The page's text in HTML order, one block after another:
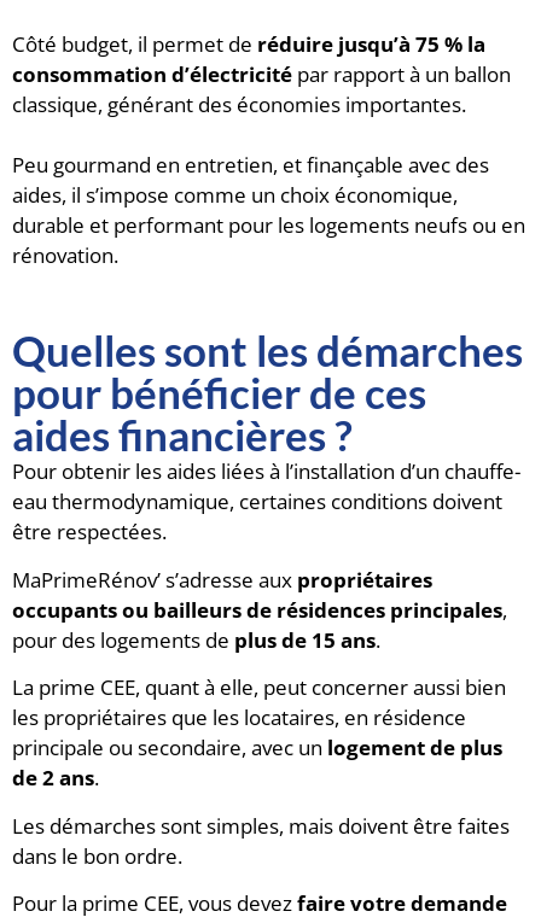
Côté budget, il permet de réduire jusqu’à 75 % la
consommation d’électricité par rapport à un ballon
classique, générant des économies importantes.
Peu gourmand en entretien, et finançable avec des
aides, il s’impose comme un choix économique,
durable et performant pour les logements neufs ou en
rénovation.
Quelles sont les démarches
pour bénéficier de ces
aides financières ?
Pour obtenir les aides liées à l’installation d’un chauffe-
eau thermodynamique, certaines conditions doivent
être respectées.
MaPrimeRénov’ s’adresse aux propriétaires
occupants ou bailleurs de résidences principales,
pour des logements de plus de 15 ans.
La prime CEE, quant à elle, peut concerner aussi bien
les propriétaires que les locataires, en résidence
principale ou secondaire, avec un logement de plus
de 2 ans.
Les démarches sont simples, mais doivent être faites
dans le bon ordre.
Pour la prime CEE, vous devezfaire votre demande